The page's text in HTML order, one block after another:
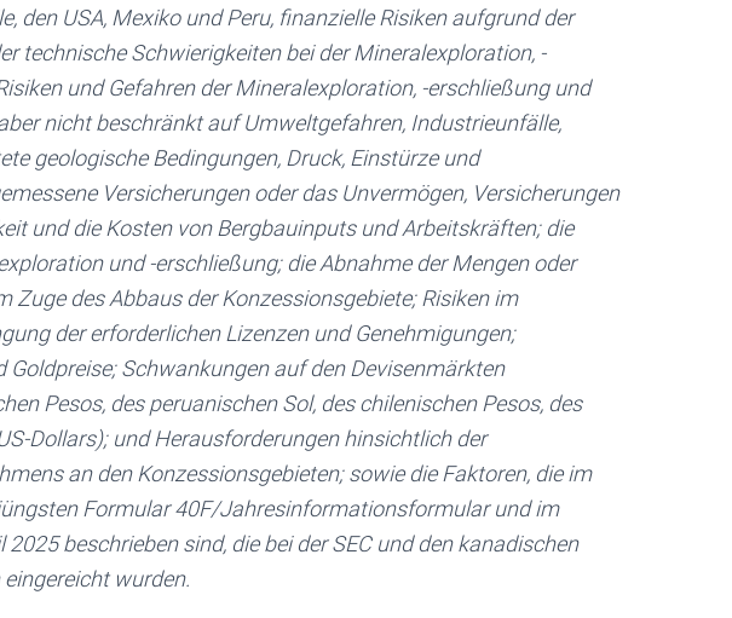
den USA, Mexiko und Peru, finanzielle Risiken aufgrund der
technische Schwierigkeiten bei der Mineralexploration, -
und Gefahren der Mineralexploration, -erschließung und
nicht beschränkt auf Umweltgefahren, Industrieunfälle,
geologische Bedingungen, Druck, Einstürze und
Versicherungen oder das Unvermögen, Versicherungen
und die Kosten von Bergbauinputs und Arbeitskräften; die
und -erschließung; die Abnahme der Mengen oder
Zuge des Abbaus der Konzessionsgebiete; Risiken im
der erforderlichen Lizenzen und Genehmigungen;
Goldpreise; Schwankungen auf den Devisenmärkten
Pesos, des peruanischen Sol, des chilenischen Pesos, des
Dollars); und Herausforderungen hinsichtlich der
an den Konzessionsgebieten; sowie die Faktoren, die im
Formular 40F/Jahresinformationsformular und im
beschrieben sind, die bei der SEC und den kanadischen
wurden.